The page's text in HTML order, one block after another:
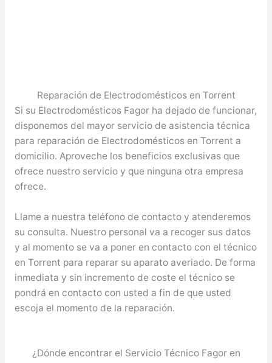
Reparación de Electrodomésticos en Torrent
Si su Electrodomésticos Fagor ha dejado de funcionar,
disponemos del mayor servicio de asistencia técnica
para reparación de Electrodomésticos en Torrent a
domicilio. Aproveche los beneficios exclusivas que
ofrece nuestro servicio y que ninguna otra empresa
ofrece.
Llame a nuestra teléfono de contacto y atenderemos
su consulta. Nuestro personal va a recoger sus datos
y al momento se va a poner en contacto con el técnico
en Torrent para reparar su aparato averiado. De forma
inmediata y sin incremento de coste el técnico se
pondrá en contacto con usted a fin de que usted
escoja el momento de la reparación.
¿Dónde encontrar el Servicio Técnico Fagor en